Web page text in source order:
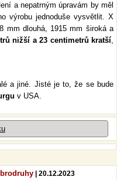
a nepatrným úpravám by měl
výrobu jednoduše vysvětlit. X
mm dlouhá, 1915 mm široká a
nižší a 23 centimetrů kratší,
a jiné. Jisté je to, že se bude
v USA.
| 20.12.2023